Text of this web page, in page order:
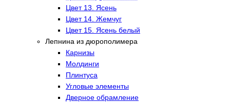
Цвет 13. Ясень
Цвет 14. Жемчуг
Цвет 15. Ясень белый
Лепнина из дюрополимера
Карнизы
Молдинги
Плинтуса
Угловые элементы
Дверное обрамление